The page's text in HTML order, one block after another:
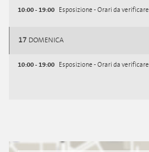
10:00 - 19:00 Esposizione - Orari da verificare
17 DOMENICA
10:00 - 19:00 Esposizione - Orari da verificare